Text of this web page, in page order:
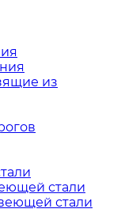
из
стали
стали